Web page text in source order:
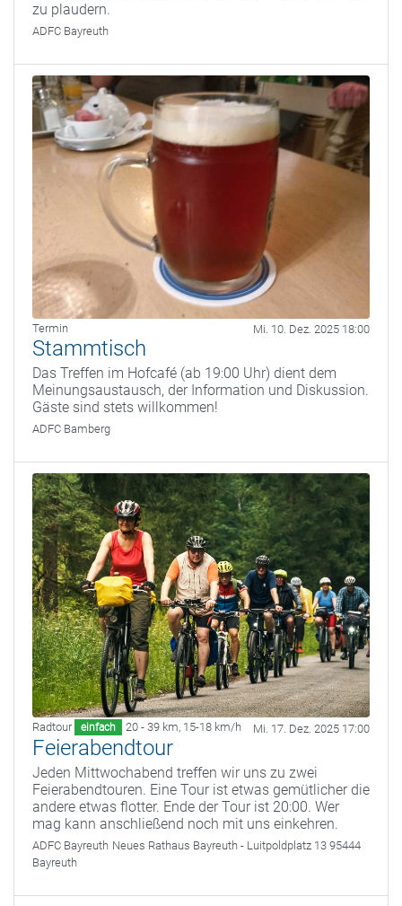
zu plaudern.
ADFC Bayreuth
Termin Mi. 10. Dez. 2025 18:00
Stammtisch
Das Treffen im Hofcafé (ab 19:00 Uhr) dient dem
Meinungsaustausch, der Information und Diskussion.
Gäste sind stets willkommen!
ADFC Bamberg
Radtour einfach 20 - 39 km, 15-18 km/h Mi. 17. Dez. 2025 17:00
Feierabendtour
Jeden Mittwochabend treffen wir uns zu zwei
Feierabendtouren. Eine Tour ist etwas gemütlicher die
andere etwas flotter. Ende der Tour ist 20:00. Wer
mag kann anschließend noch mit uns einkehren.
ADFC Bayreuth Neues Rathaus Bayreuth - Luitpoldplatz 13 95444
Bayreuth